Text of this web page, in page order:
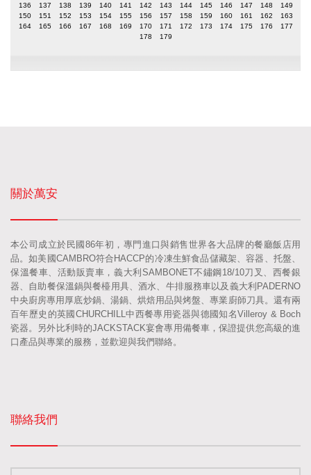
136
137 138 139 140 141 142 143 144 145 146 147 148
149
150
151 152 153 154 155 156 157 158 159 160 161 162
163
164
165 166 167 168 169 170 171 172 173 174 175 176
177
178
179
關於萬安
本公司成立於民國86年初，專門進口與銷售世界各大品牌的餐廳飯店用
品。如美國CAMBRO符合HACCP的冷凍生鮮食品儲藏架、容器、托盤、
保溫餐車、活動販賣車，義大利SAMBONET不鏽鋼18/10刀叉、西餐銀
器、自助餐保溫鍋與餐檯用具、酒水、牛排服務車以及義大利PADERNO
中央廚房專用厚底炒鍋、湯鍋、烘焙用品與烤盤、專業廚師刀具。還有兩
百年歷史的英國CHURCHILL中西餐專用瓷器與德國知名Villeroy & Boch
瓷器。另外比利時的JACKSTACK宴會專用備餐車，保證提供您高級的進
口產品與專業的服務，並歡迎與我們聯絡。
聯絡我們